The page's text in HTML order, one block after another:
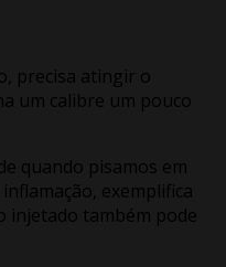
precisa atingir o
um calibre um pouco
quando pisamos em
exemplifica
injetado também pode